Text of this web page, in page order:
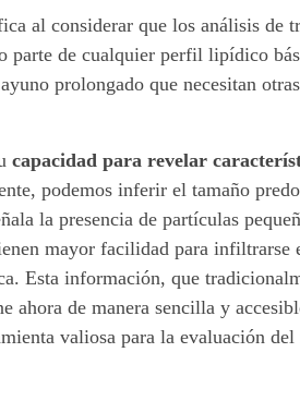
al considerar que los análisis de
de cualquier perfil lipídico
prolongado que necesitan
capacidad para revelar
podemos inferir el tamaño
la presencia de partículas
mayor facilidad para infiltrarse
Esta información, que
ahora de manera sencilla y
valiosa para la evaluación del